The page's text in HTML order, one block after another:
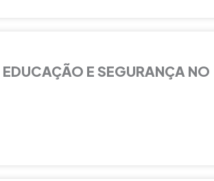
E SEGURANÇA NO